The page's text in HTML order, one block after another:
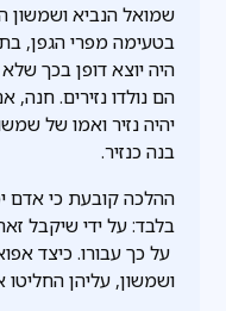
שמואל הנביא ושמשון
בטעימה מפרי הגפן,
היה יוצא דופן בכך
הם נולדו נזירים. חנה,
יהיה נזיר ואמו של
בנה כנזיר.
ההלכה קובעת כי אדם
בלבד: על ידי שיקבל
על כך עבורו. כיצד
ושמשון, עליהן